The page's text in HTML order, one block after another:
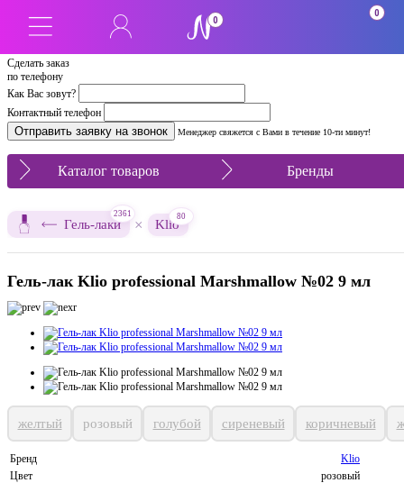
Сделать заказ
по телефону
Как Вас зовут?
Контактный телефон
Менеджер свяжется с Вами в течение 10-ти минут!
0
0
Каталог товаров Бренды
Гель-лаки
2361
× Klio
80
Гель-лак Klio professional Marshmallow №02 9 мл
желтый розовый голубой сиреневый коричневый
Бренд
Klio
Цвет
розовый